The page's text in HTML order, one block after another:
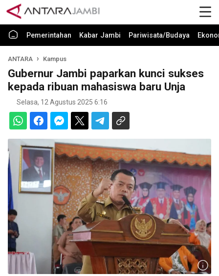
Pemerintahan Kabar Jambi Pariwisata/Budaya
ANTARA Kampus
Gubernur Jambi paparkan kunci sukses
kepada ribuan mahasiswa baru Unja
Selasa, 12 Agustus 2025 6:16